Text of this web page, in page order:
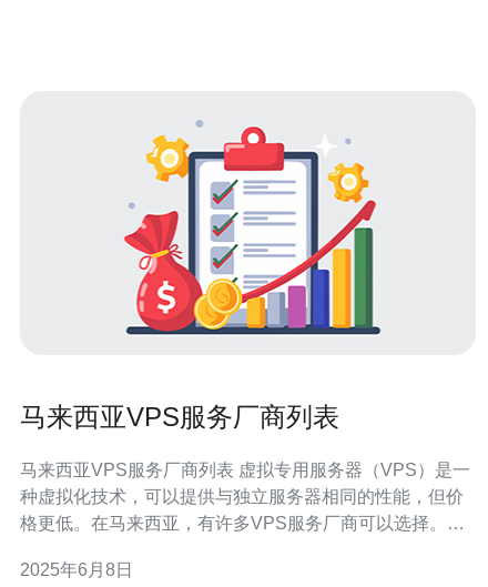
马来西亚VPS服务厂商列表
马来西亚VPS服务厂商列表 虚拟专用服务器（VPS）是一
种虚拟化技术，可以提供与独立服务器相同的性能，但价
格更低。在马来西亚，有许多VPS服务厂商可以选择。在
商。 1. Exabytes Exabytes是一家马来西亚知名的VPS服
2025年6月8日